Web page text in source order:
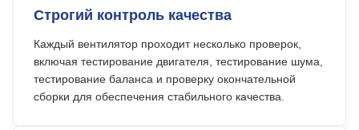
Строгий контроль качества
Каждый вентилятор проходит несколько проверок,
включая тестирование двигателя, тестирование шума,
тестирование баланса и проверку окончательной
сборки для обеспечения стабильного качества.